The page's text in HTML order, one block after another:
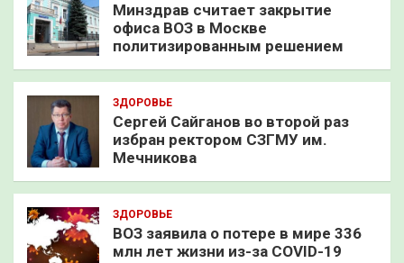
Минздрав считает закрытие
офиса ВОЗ в Москве
политизированным решением
ЗДОРОВЬЕ
Сергей Сайганов во второй раз
избран ректором СЗГМУ им.
Мечникова
ЗДОРОВЬЕ
ВОЗ заявила о потере в мире 336
млн лет жизни из-за COVID-19